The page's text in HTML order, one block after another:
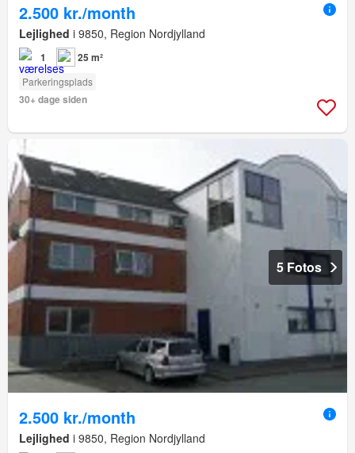
2.500 kr./month
Lejlighed i 9850, Region Nordjylland
1 25 m²
Parkeringsplads
30+ dage siden
5 Fotos
2.500 kr./month
Lejlighed i 9850, Region Nordjylland